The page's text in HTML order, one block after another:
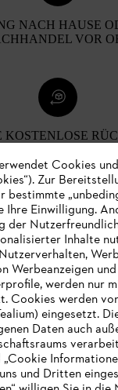
NACH HAUSE
VOR
KOSTENLOSE
Cookies
Zur
bestimmte
Ihre Einwilligung.
der
Inhalte
Werbeanzeigen
werden nur
Cookies werden
eingesetzt.
Daten auch
und Dritten